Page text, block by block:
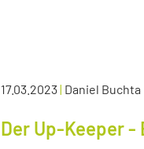
17.03.2023| Daniel Buchta
Der Up-Keeper -